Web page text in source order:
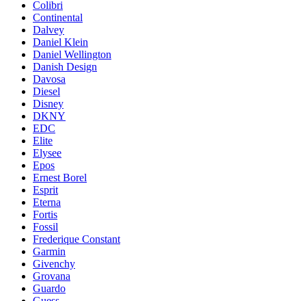
Colibri
Continental
Dalvey
Daniel Klein
Daniel Wellington
Danish Design
Davosa
Diesel
Disney
DKNY
EDC
Elite
Elysee
Epos
Ernest Borel
Esprit
Eterna
Fortis
Fossil
Frederique Constant
Garmin
Givenchy
Grovana
Guardo